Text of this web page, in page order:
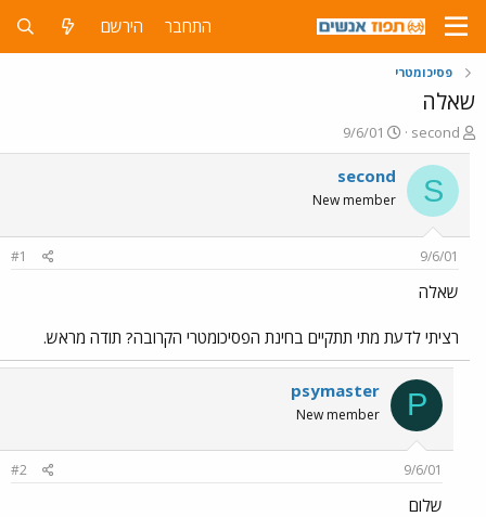
התחבר הירשם
פסיכומטרי
שאלה
פ
ו
ת
ח
ה
ש
א
second
פ
ו
ר
ם
9/6/01
S
second
New member
9/6/01
#1
שאלה
רציתי לדעת מתי תתקיים בחינת הפסיכומטרי הקרובה? תודה מראש.
P
psymaster
New member
9/6/01
#2
שלום